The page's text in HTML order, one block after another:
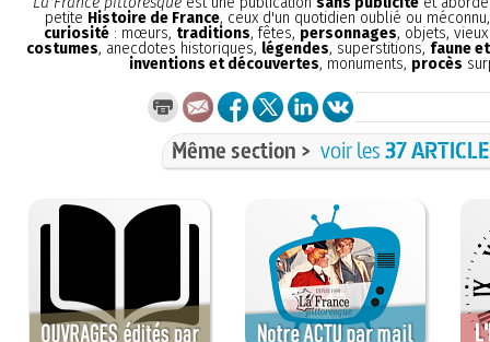
petite Histoire de France, ceux d'un quotidien oublié ou
curiosité : mœurs, traditions, fêtes, personnages, objets,
costumes, anecdotes historiques, légendes, superstitions, faune
inventions et découvertes, monuments, procès
Même section > voir les37